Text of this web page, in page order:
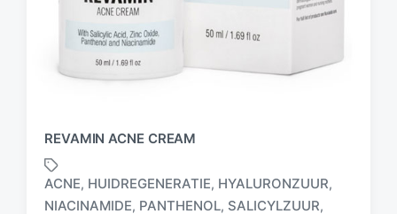
REVAMIN ACNE CREAM
ACNE, HUIDREGENERATIE, HYALURONZUUR,
NIACINAMIDE, PANTHENOL, SALICYLZUUR,